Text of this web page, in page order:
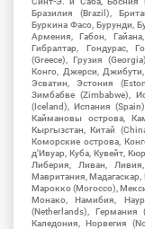
Бразилия (Brazil),
Буркина Фасо, Бурунди,
Армения, Габон,
Гибралтар, Гондурас,
(Greece), Грузия
Конго, Джерси,
Эсватин, Эстония
Зимбабве (Zimbabwe),
(Iceland), Испания
Каймановы острова,
Кыргызстан, Китай
Коморские острова,
д'Ивуар, Куба, Кувейт,
Либерия, Ливан,
Мавритания,
Марокко (Morocco),
Монако, Намибия,
(Netherlands), Германия
Каледония, Норвегия